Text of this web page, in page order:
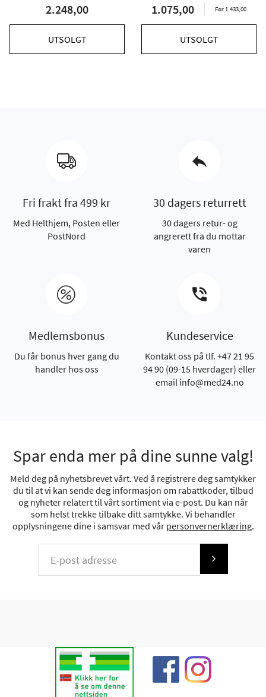
2.248,00
UTSOLGT
1.075,00 Før 1.433,00
UTSOLGT
Fri frakt fra 499 kr
Med Helthjem, Posten eller
PostNord
30 dagers returrett
30 dagers retur- og
angrerett fra du mottar
varen
Medlemsbonus
Du får bonus hver gang du
handler hos oss
Kundeservice
Kontakt oss på tlf. +47 21 95
94 90 (09-15 hverdager) eller
email info@med24.no
Spar enda mer på dine sunne valg!
Meld deg på nyhetsbrevet vårt. Ved å registrere deg samtykker
du til at vi kan sende deg informasjon om rabattkoder, tilbud
og nyheter relatert til vårt sortiment via e-post. Du kan når
som helst trekke tilbake ditt samtykke. Vi behandler
opplysningene dine i samsvar med vår personvernerklæring.